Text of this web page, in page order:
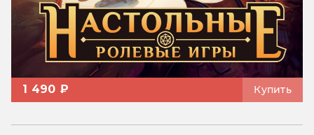
1 490 ₽ Купить